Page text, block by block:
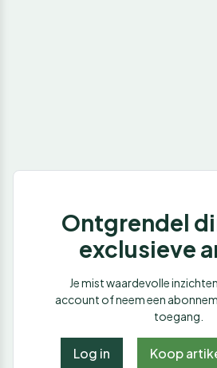
Ontgrendel
exclusieve
Je mist waardevolle
account of neem een
toegang.
Log in Koop